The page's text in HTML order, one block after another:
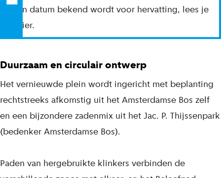
er een datum bekend wordt voor hervatting, lees je
dat hier.
Duurzaam en circulair ontwerp
Het vernieuwde plein wordt ingericht met beplanting
rechtstreeks afkomstig uit het Amsterdamse Bos zelf
en een bijzondere zadenmix uit het Jac. P. Thijssenpark
(bedenker Amsterdamse Bos).
Paden van hergebruikte klinkers verbinden de